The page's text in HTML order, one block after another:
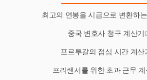
최고의 연봉을 시급으로 변환하
중국 변호사 청구 계산기
포르투갈의 점심 시간 계산
프리랜서를 위한 초과 근무 계